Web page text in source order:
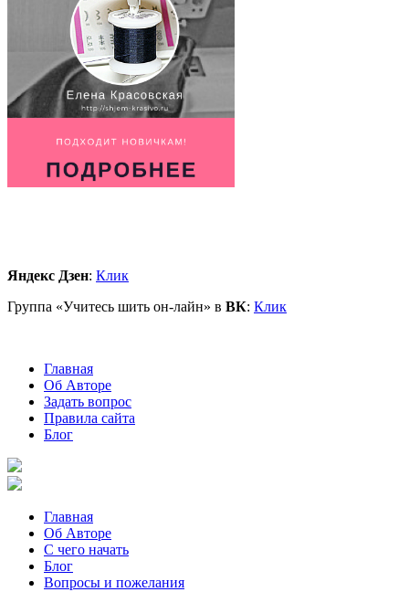
Яндекс Дзен: Клик
Группа «Учитесь шить он-лайн» в ВК: Клик
Главная
Об Авторе
Задать вопрос
Правила сайта
Блог
Главная
Об Авторе
С чего начать
Блог
Вопросы и пожелания